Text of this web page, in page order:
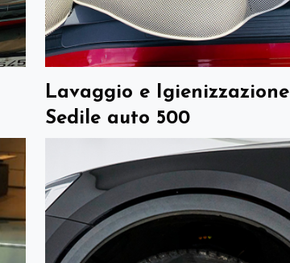
Lavaggio e Igienizzazione
Sedile auto 500